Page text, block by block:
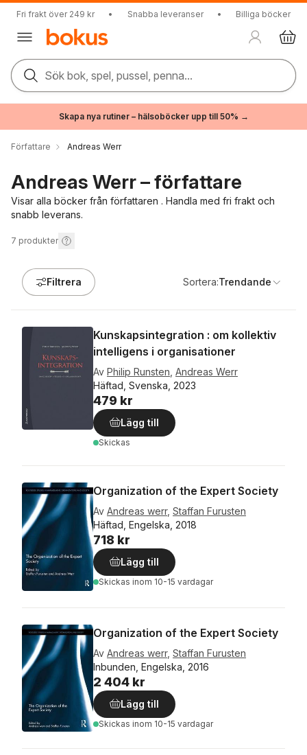
Fri frakt över 249 kr • Snabba leveranser • Billiga böcker
Sök bok, spel, pussel, penna...
Skapa nya rutiner – hälsoböcker upp till 50% →
Författare Andreas Werr
Andreas Werr – författare
Visar alla böcker från författaren . Handla med fri frakt och
snabb leverans.
7 produkter
Filtrera Sortera:Trendande
Kunskapsintegration : om kollektiv
intelligens i organisationer
Av Philip Runsten Andreas Werr
Häftad, Svenska, 2023
479 kr
Lägg till
Skickas
Organization of the Expert Society
Av Andreas werr, Staffan Furusten
Häftad, Engelska, 2018
718 kr
Lägg till
Skickas inom 10-15 vardagar
Organization of the Expert Society
Av Andreas werr, Staffan Furusten
Inbunden, Engelska, 2016
2 404 kr
Lägg till
Skickas inom 10-15 vardagar